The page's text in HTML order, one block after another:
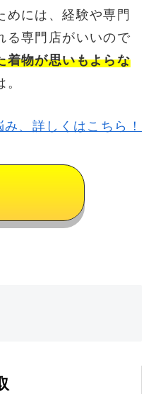
には、経験や専門
る専門店がいいので
着物が思いもよらな
、詳しくはこちら！